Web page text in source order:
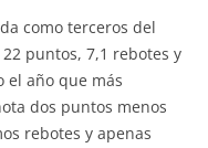
como terceros del
puntos, 7,1 rebotes y
el año que más
dos puntos menos
rebotes y apenas